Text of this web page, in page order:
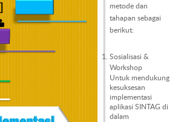
metode dan
tahapan sebagai
berikut:
Sosialisasi &
Workshop
Untuk mendukung
kesuksesan
implementasi
aplikasi SINTAG di
dalam